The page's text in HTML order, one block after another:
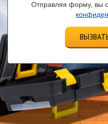
Отправляя форму, вы